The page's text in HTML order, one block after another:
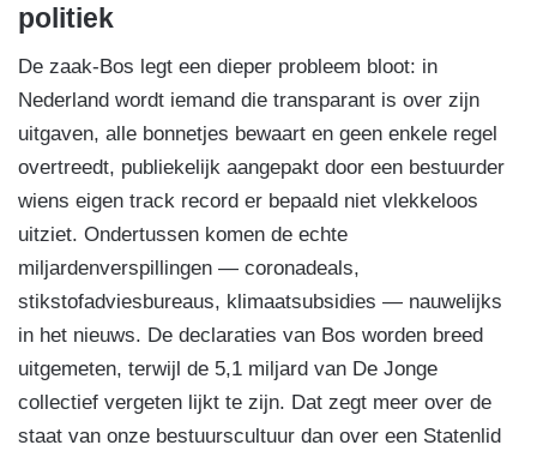
politiek
De zaak-Bos legt een dieper probleem bloot: in
Nederland wordt iemand die transparant is over zijn
uitgaven, alle bonnetjes bewaart en geen enkele regel
overtreedt, publiekelijk aangepakt door een bestuurder
wiens eigen track record er bepaald niet vlekkeloos
uitziet. Ondertussen komen de echte
miljardenverspillingen — coronadeals,
stikstofadviesbureaus, klimaatsubsidies — nauwelijks
in het nieuws. De declaraties van Bos worden breed
uitgemeten, terwijl de 5,1 miljard van De Jonge
collectief vergeten lijkt te zijn. Dat zegt meer over de
staat van onze bestuurscultuur dan over een Statenlid